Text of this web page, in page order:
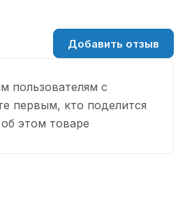
пользователям с
первым, кто поделится
этом товаре
Добавить отзыв